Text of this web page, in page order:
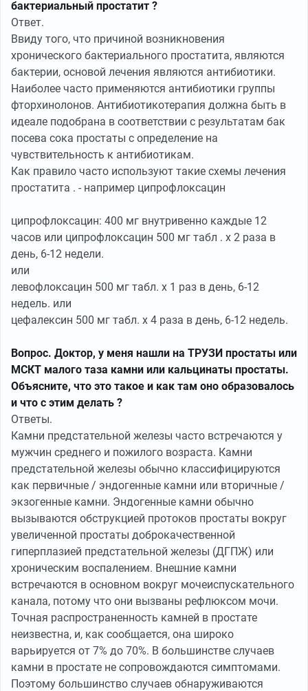
бактериальный простатит ?
Ответ.
Ввиду того, что причиной возникновения
хронического бактериального простатита, являются
бактерии, основой лечения являются антибиотики.
Наиболее часто применяются антибиотики группы
фторхинолонов. Антибиотикотерапия должна быть в
идеале подобрана в соответствии с результатам бак
посева сока простаты с определение на
чувствительность к антибиотикам.
Как правило часто используют такие схемы лечения
простатита . - например ципрофлоксацин
ципрофлоксацин: 400 мг внутривенно каждые 12
часов или ципрофлоксацин 500 мг табл . х 2 раза в
день, 6-12 недели.
или
левофлоксацин 500 мг табл. х 1 раз в день, 6-12
недель. или
цефалексин 500 мг табл. х 4 раза в день, 6-12 недель.
Вопрос. Доктор, у меня нашли на ТРУЗИ простаты или
МСКТ малого таза камни или кальцинаты простаты.
Объясните, что это такое и как там оно образовалось
и что с этим делать ?
Ответы.
Камни предстательной железы часто встречаются у
мужчин среднего и пожилого возраста. Камни
предстательной железы обычно классифицируются
как первичные / эндогенные камни или вторичные /
экзогенные камни. Эндогенные камни обычно
вызываются обструкцией протоков простаты вокруг
увеличенной простаты доброкачественной
гиперплазией предстательной железы (ДГПЖ) или
хроническим воспалением. Внешние камни
встречаются в основном вокруг мочеиспускательного
канала, потому что они вызваны рефлюксом мочи.
Точная распространенность камней в простате
неизвестна, и, как сообщается, она широко
варьируется от 7% до 70%. В большинстве случаев
камни в простате не сопровождаются симптомами.
Поэтому большинство случаев обнаруживаются